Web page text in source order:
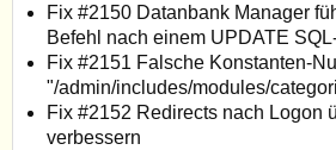
Fix #2150 Datanbank Manager
Befehl nach einem UPDATE
Fix #2151 Falsche Konstanten-
"/admin/includes/modules/
Fix #2152 Redirects nach Logon
verbessern